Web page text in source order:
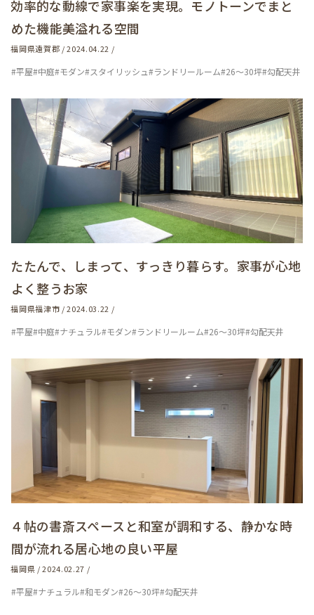
効率的な動線で家事楽を実現。モノトーンでまと
めた機能美溢れる空間
福岡県遠賀郡 / 2024.04.22 /
#平屋#中庭#モダン#スタイリッシュ#ランドリールーム#26～30坪#勾配天井
たたんで、しまって、すっきり暮らす。家事が心地
よく整うお家
福岡県福津市 / 2024.03.22 /
#平屋#中庭#ナチュラル#モダン#ランドリールーム#26～30坪#勾配天井
４帖の書斎スペースと和室が調和する、静かな時
間が流れる居心地の良い平屋
福岡県 / 2024.02.27 /
#平屋#ナチュラル#和モダン#26～30坪#勾配天井